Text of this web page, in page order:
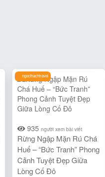
ngocthachtravel
935 người xem bài viết
Rừng Ngập Mặn Rú Chá
Huế – “Bức Tranh” Phong
Cảnh Tuyệt Đẹp Giữa
Lòng Cố Đô